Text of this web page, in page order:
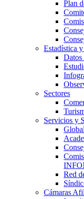
Plan
Estadística
Datos
Sectores
Servicios y
Red
Cámaras